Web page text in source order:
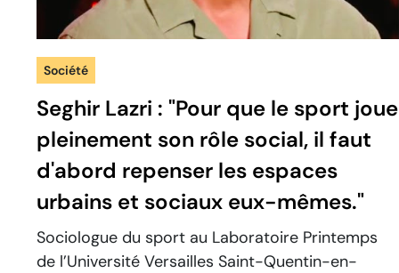
Société
Seghir Lazri : "Pour que le sport joue
pleinement son rôle social, il faut
d'abord repenser les espaces
urbains et sociaux eux-mêmes."
Sociologue du sport au Laboratoire Printemps
de l’Université Versailles Saint-Quentin-en-